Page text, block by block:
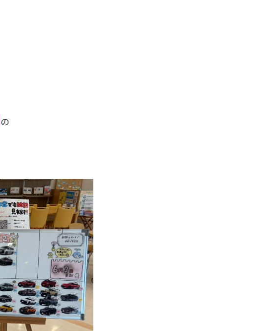
の